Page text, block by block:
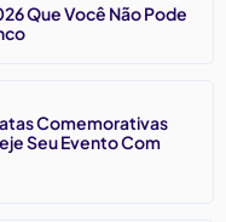
Que Você Não Pode
Comemorativas
Seu Evento Com